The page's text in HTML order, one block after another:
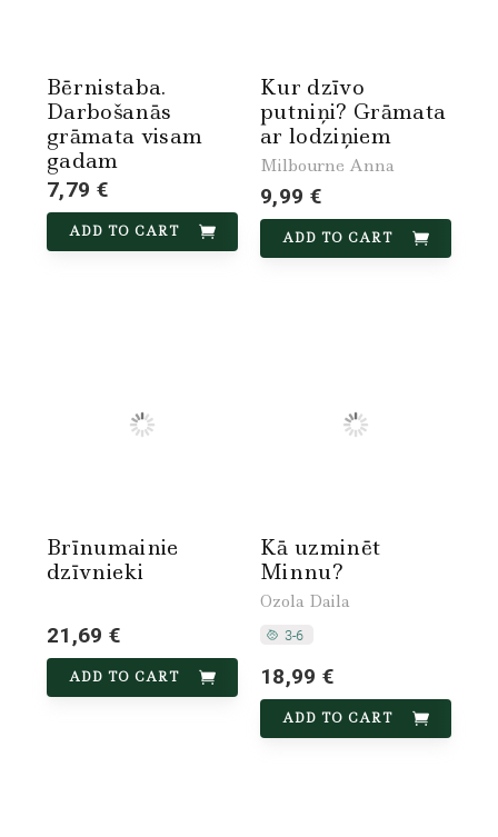
Bērnistaba.
Darbošanās
grāmata visam
gadam
7,79 €
ADD TO CART
Kur dzīvo
putniņi? Grāmata
ar lodziņiem
Milbourne Anna
9,99 €
ADD TO CART
Brīnumainie
dzīvnieki
21,69 €
ADD TO CART
Kā uzminēt
Minnu?
Ozola Daila
18,99 €
ADD TO CART